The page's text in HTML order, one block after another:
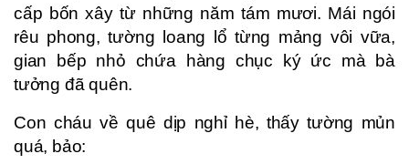
cấp bốn xây từ những năm tám mươi. Mái ngói
rêu phong, tường loang lổ từng mảng vôi vữa,
gian bếp nhỏ chứa hàng chục ký ức mà bà
tưởng đã quên.
Con cháu về quê dịp nghỉ hè, thấy tường mủn
quá, bảo: